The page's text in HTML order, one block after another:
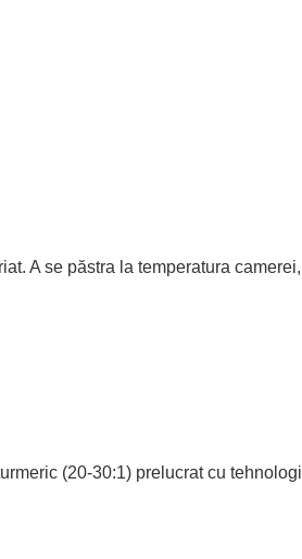
A se păstra la temperatura
(20-30:1) prelucrat cu